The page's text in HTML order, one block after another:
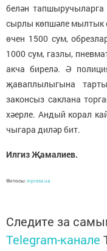
белән тапшыручыларга
сырлы көпшәле мылтык
өчен 1500 сум,
1000 сум, газлы,
акча бирелә. Ә
җаваплылыгына
законсыз саклана
хәерле. Андый корал
чыгара диләр бит.
Илгиз Җамалиев.
Фотосы: inpress.ua
Следите за
Telegram-канале